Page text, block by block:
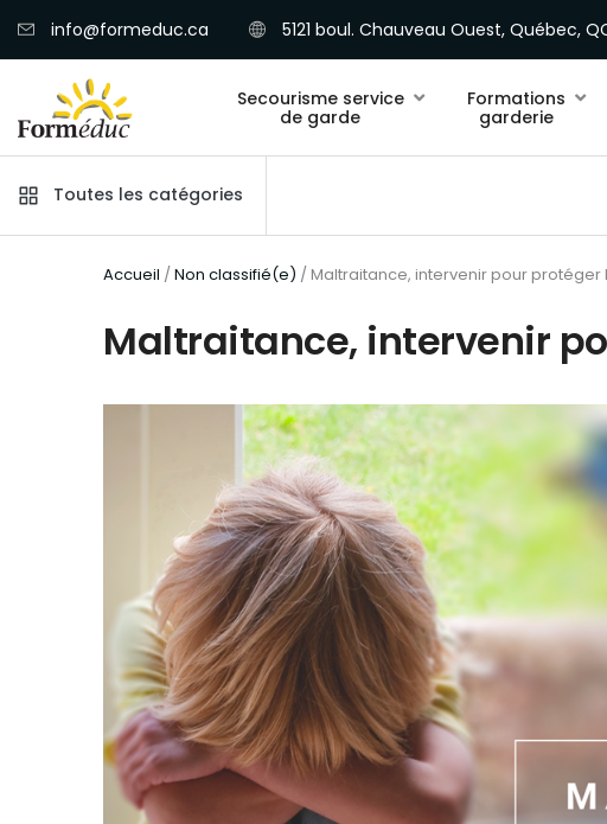
info@formeduc.ca 5121 boul. Chauveau Ouest, Québec,
Secourisme service
de garde
Formations
garderie
Toutes les catégories
Accueil /Non classifié(e) / Maltraitance, intervenir pour protéger
Maltraitance, intervenir